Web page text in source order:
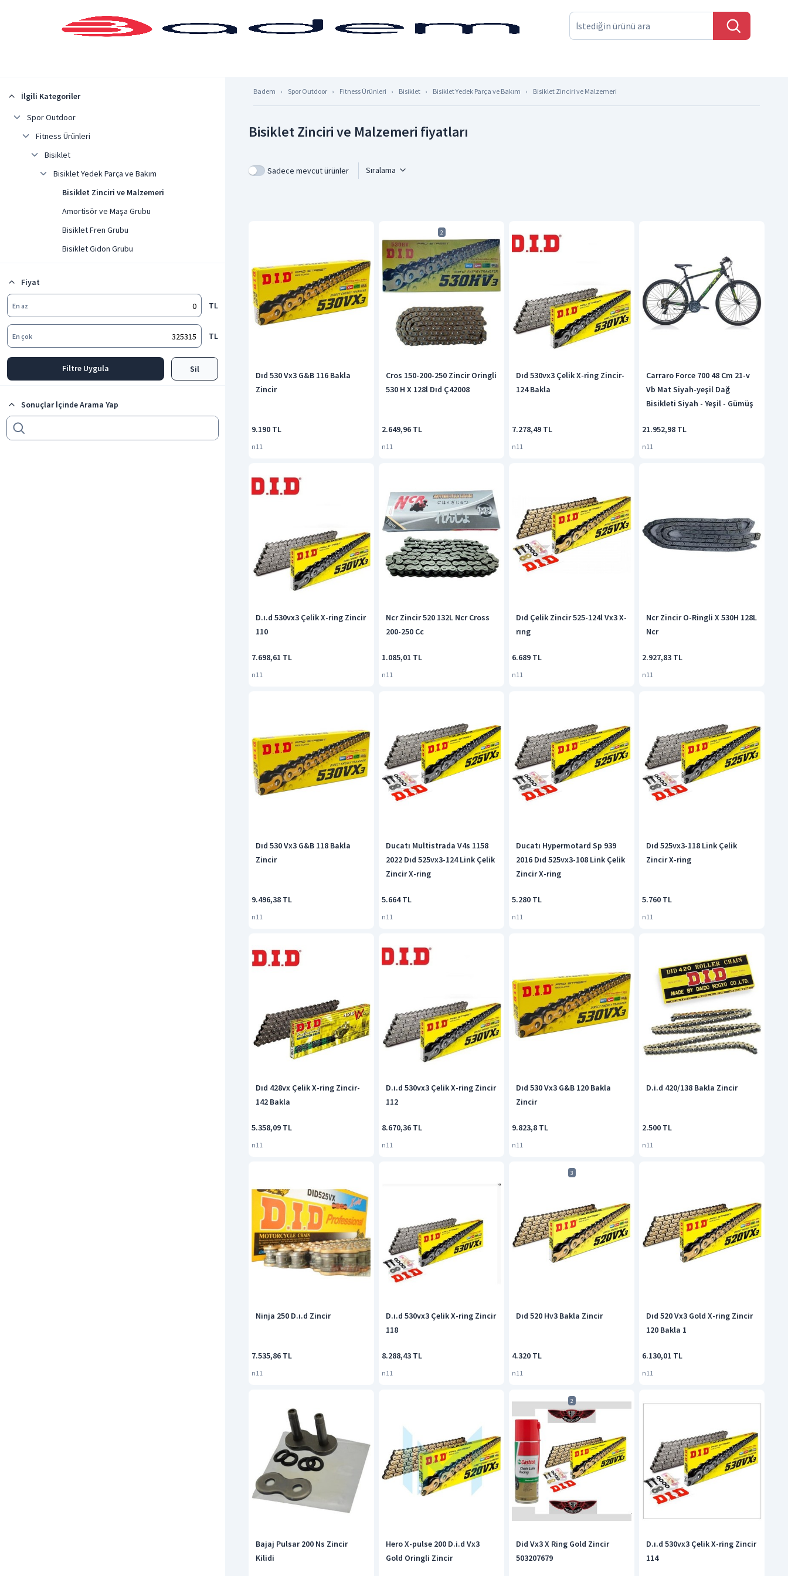
İlgili Kategoriler
Spor Outdoor
Fitness Ürünleri
Bisiklet
Bisiklet Yedek Parça ve Bakım
Bisiklet Zinciri ve Malzemeri
Amortisör ve Maşa Grubu
Bisiklet Fren Grubu
Bisiklet Gidon Grubu
Fiyat
En az TL
En çok TL
Filtre Uygula Sil
Sonuçlar İçinde Arama Yap
Badem Spor Outdoor Fitness Ürünleri Bisiklet Bisiklet Yedek Parça ve Bakım Bisiklet Zinciri ve Malzemeri
Bisiklet Zinciri ve Malzemeri fiyatları
Sadece mevcut ürünler Sıralama
Dıd 530 Vx3 G&B 116 Bakla
Zincir
9.190 TL
n11
2
Cros 150-200-250 Zincir Oringli
530 H X 128l Dıd Ç42008
2.649,96 TL
n11
Dıd 530vx3 Çelik X-ring Zincir-
124 Bakla
7.278,49 TL
n11
Carraro Force 700 48 Cm 21-v
Vb Mat Siyah-yeşil Dağ
Bisikleti Siyah - Yeşil - Gümüş
21.952,98 TL
n11
D.ı.d 530vx3 Çelik X-ring Zincir
110
7.698,61 TL
n11
Ncr Zincir 520 132L Ncr Cross
200-250 Cc
1.085,01 TL
n11
Dıd Çelik Zincir 525-124l Vx3 X-
rıng
6.689 TL
n11
Ncr Zincir O-Ringli X 530H 128L
Ncr
2.927,83 TL
n11
Dıd 530 Vx3 G&B 118 Bakla
Zincir
9.496,38 TL
n11
Ducatı Multistrada V4s 1158
2022 Dıd 525vx3-124 Link Çelik
Zincir X-ring
5.664 TL
n11
Ducatı Hypermotard Sp 939
2016 Dıd 525vx3-108 Link Çelik
Zincir X-ring
5.280 TL
n11
Dıd 525vx3-118 Link Çelik
Zincir X-ring
5.760 TL
n11
Dıd 428vx Çelik X-ring Zincir-
142 Bakla
5.358,09 TL
n11
D.ı.d 530vx3 Çelik X-ring Zincir
112
8.670,36 TL
n11
Dıd 530 Vx3 G&B 120 Bakla
Zincir
9.823,8 TL
n11
D.i.d 420/138 Bakla Zincir
2.500 TL
n11
Ninja 250 D.ı.d Zincir
7.535,86 TL
n11
D.ı.d 530vx3 Çelik X-ring Zincir
118
8.288,43 TL
n11
3
Dıd 520 Hv3 Bakla Zincir
4.320 TL
n11
Dıd 520 Vx3 Gold X-ring Zincir
120 Bakla 1
6.130,01 TL
n11
Bajaj Pulsar 200 Ns Zincir
Kilidi
Hero X-pulse 200 D.i.d Vx3
Gold Oringli Zincir
2
Did Vx3 X Ring Gold Zincir
503207679
D.ı.d 530vx3 Çelik X-ring Zincir
114